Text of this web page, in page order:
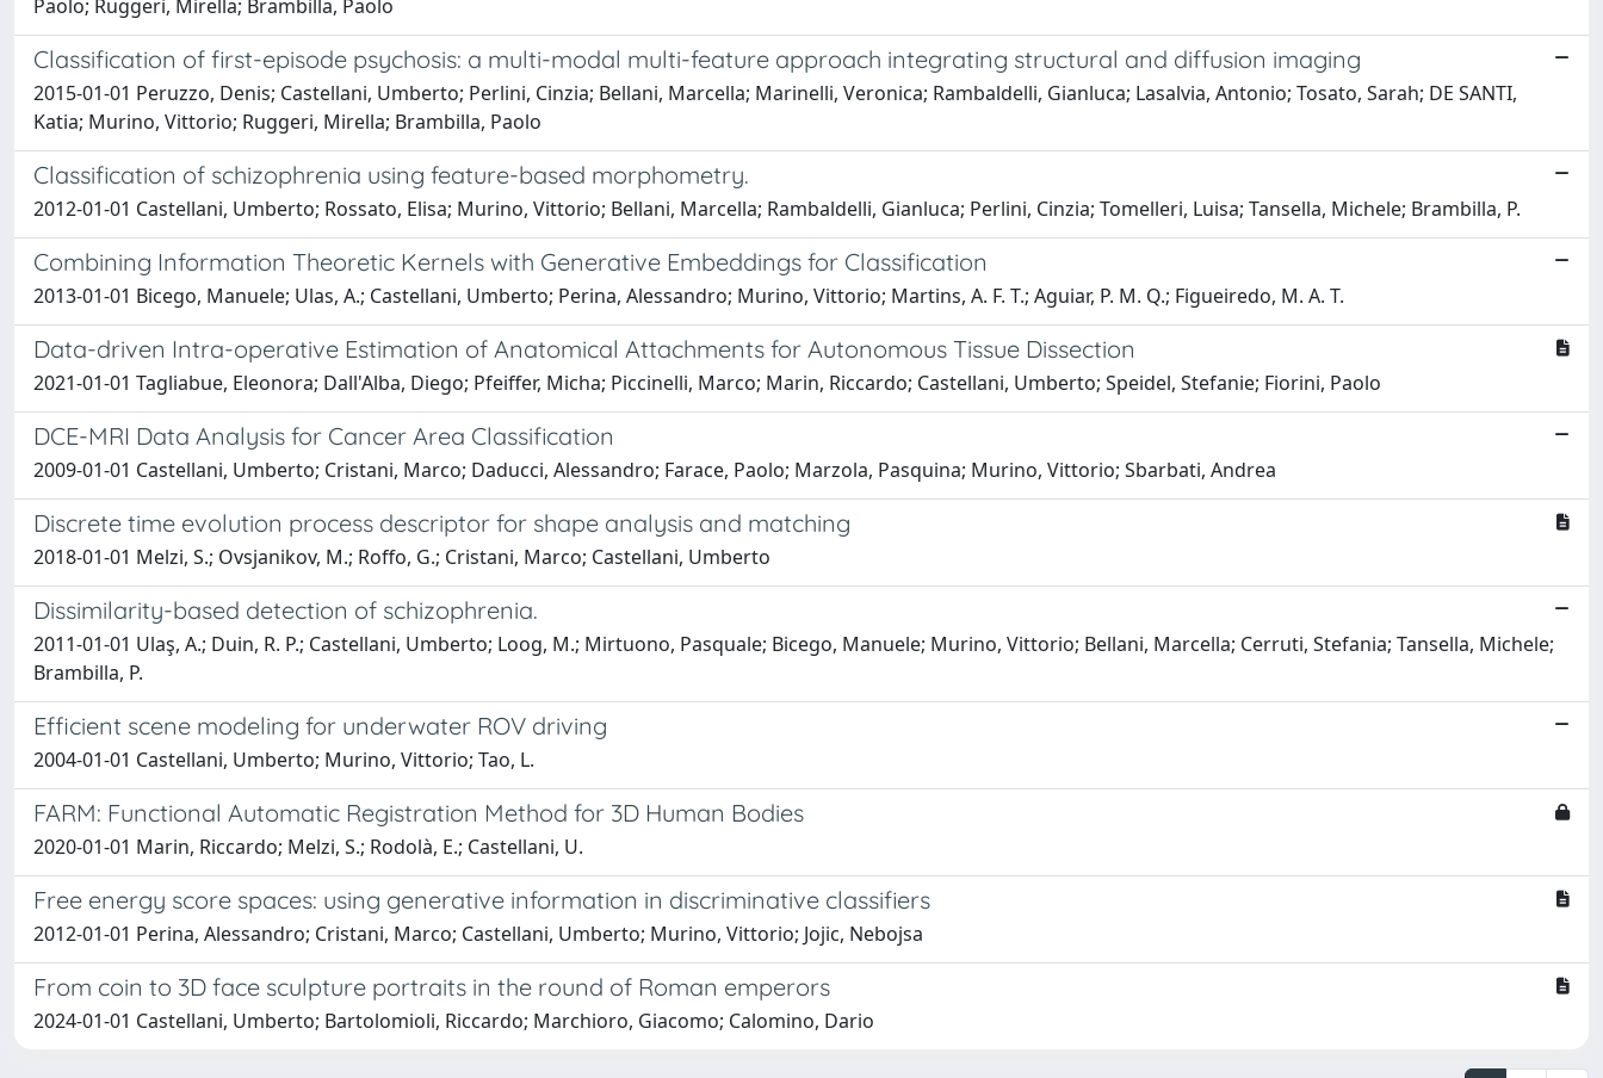
Paolo; Ruggeri, Mirella; Brambilla, Paolo
Classification of first-episode psychosis: a multi-modal multi-feature approach integrating structural and diffusion imaging
2015-01-01 Peruzzo, Denis; Castellani, Umberto; Perlini, Cinzia; Bellani, Marcella; Marinelli, Veronica; Rambaldelli, Gianluca; Lasalvia, Antonio; Tosato, Sarah; DE SANTI,
Katia; Murino, Vittorio; Ruggeri, Mirella; Brambilla, Paolo
Classification of schizophrenia using feature-based morphometry.
2012-01-01 Castellani, Umberto; Rossato, Elisa; Murino, Vittorio; Bellani, Marcella; Rambaldelli, Gianluca; Perlini, Cinzia; Tomelleri, Luisa; Tansella, Michele; Brambilla, P.
Combining Information Theoretic Kernels with Generative Embeddings for Classification
2013-01-01 Bicego, Manuele; Ulas, A.; Castellani, Umberto; Perina, Alessandro; Murino, Vittorio; Martins, A. F. T.; Aguiar, P. M. Q.; Figueiredo, M. A. T.
Data-driven Intra-operative Estimation of Anatomical Attachments for Autonomous Tissue Dissection
2021-01-01 Tagliabue, Eleonora; Dall'Alba, Diego; Pfeiffer, Micha; Piccinelli, Marco; Marin, Riccardo; Castellani, Umberto; Speidel, Stefanie; Fiorini, Paolo
DCE-MRI Data Analysis for Cancer Area Classification
2009-01-01 Castellani, Umberto; Cristani, Marco; Daducci, Alessandro; Farace, Paolo; Marzola, Pasquina; Murino, Vittorio; Sbarbati, Andrea
Discrete time evolution process descriptor for shape analysis and matching
2018-01-01 Melzi, S.; Ovsjanikov, M.; Roffo, G.; Cristani, Marco; Castellani, Umberto
Dissimilarity-based detection of schizophrenia.
2011-01-01 Ulaş, A.; Duin, R. P.; Castellani, Umberto; Loog, M.; Mirtuono, Pasquale; Bicego, Manuele; Murino, Vittorio; Bellani, Marcella; Cerruti, Stefania; Tansella, Michele;
Brambilla, P.
Efficient scene modeling for underwater ROV driving
2004-01-01 Castellani, Umberto; Murino, Vittorio; Tao, L.
FARM: Functional Automatic Registration Method for 3D Human Bodies
2020-01-01 Marin, Riccardo; Melzi, S.; Rodolà, E.; Castellani, U.
Free energy score spaces: using generative information in discriminative classifiers
2012-01-01 Perina, Alessandro; Cristani, Marco; Castellani, Umberto; Murino, Vittorio; Jojic, Nebojsa
From coin to 3D face sculpture portraits in the round of Roman emperors
2024-01-01 Castellani, Umberto; Bartolomioli, Riccardo; Marchioro, Giacomo; Calomino, Dario